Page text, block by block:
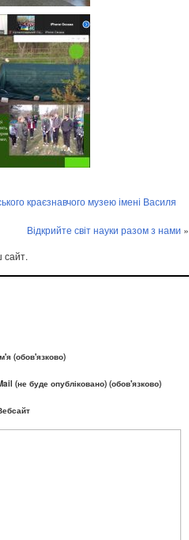
краєзнавчого музею імені Василя
Відкрийте світ науки разом з нами »
(обов'язково)
(не буде опубліковано) (обов'язково)